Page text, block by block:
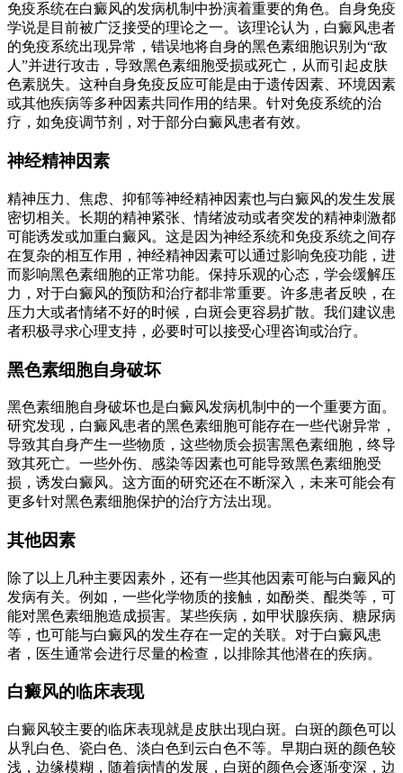
免疫系统在白癜风的发病机制中扮演着重要的角色。自身免疫
学说是目前被广泛接受的理论之一。该理论认为，白癜风患者
的免疫系统出现异常，错误地将自身的黑色素细胞识别为“敌
人”并进行攻击，导致黑色素细胞受损或死亡，从而引起皮肤
色素脱失。这种自身免疫反应可能是由于遗传因素、环境因素
或其他疾病等多种因素共同作用的结果。针对免疫系统的治
疗，如免疫调节剂，对于部分白癜风患者有效。
神经精神因素
精神压力、焦虑、抑郁等神经精神因素也与白癜风的发生发展
密切相关。长期的精神紧张、情绪波动或者突发的精神刺激都
可能诱发或加重白癜风。这是因为神经系统和免疫系统之间存
在复杂的相互作用，神经精神因素可以通过影响免疫功能，进
而影响黑色素细胞的正常功能。保持乐观的心态，学会缓解压
力，对于白癜风的预防和治疗都非常重要。许多患者反映，在
压力大或者情绪不好的时候，白斑会更容易扩散。我们建议患
者积极寻求心理支持，必要时可以接受心理咨询或治疗。
黑色素细胞自身破坏
黑色素细胞自身破坏也是白癜风发病机制中的一个重要方面。
研究发现，白癜风患者的黑色素细胞可能存在一些代谢异常，
导致其自身产生一些物质，这些物质会损害黑色素细胞，终导
致其死亡。一些外伤、感染等因素也可能导致黑色素细胞受
损，诱发白癜风。这方面的研究还在不断深入，未来可能会有
更多针对黑色素细胞保护的治疗方法出现。
其他因素
除了以上几种主要因素外，还有一些其他因素可能与白癜风的
发病有关。例如，一些化学物质的接触，如酚类、醌类等，可
能对黑色素细胞造成损害。某些疾病，如甲状腺疾病、糖尿病
等，也可能与白癜风的发生存在一定的关联。对于白癜风患
者，医生通常会进行尽量的检查，以排除其他潜在的疾病。
白癜风的临床表现
白癜风较主要的临床表现就是皮肤出现白斑。白斑的颜色可以
从乳白色、瓷白色、淡白色到云白色不等。早期白斑的颜色较
浅，边缘模糊，随着病情的发展，白斑的颜色会逐渐变深，边